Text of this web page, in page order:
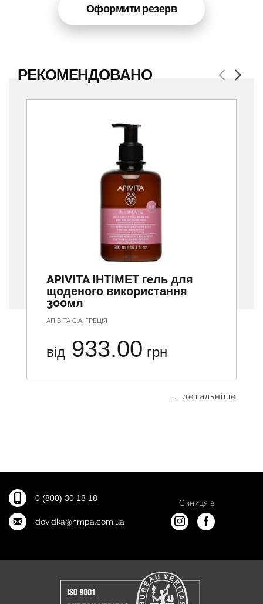
Оформити резерв
РЕКОМЕНДОВАНО Previous
APIVITA ІНТІМЕТ гель для
щоденого використання
300мл
АПІВІТА С.А. ГРЕЦІЯ
від 933.00 грн
... детальніше
Next
0 (800) 30 18 18
dovidka@hmpa.com.ua
Синиця в: